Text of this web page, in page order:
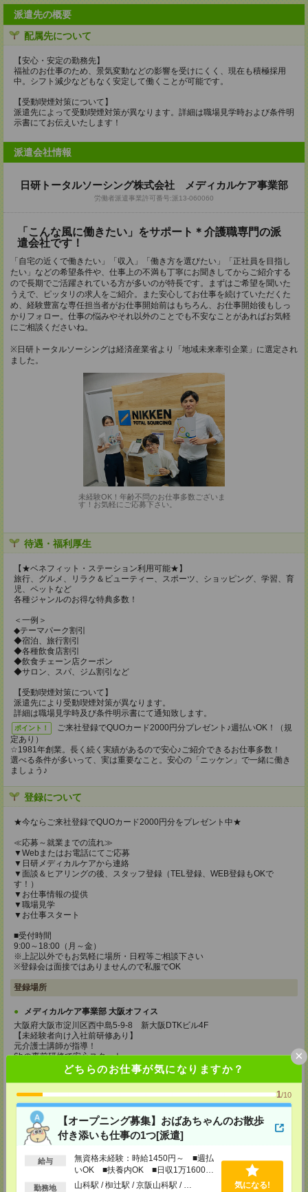
どちらのお仕事が気になりますか？
1/10
【オープニング募集】おばあちゃんのお散歩
付き添いも仕事の1つ[派遣]
給与
無資格未経験：時給1450円～ ■週払
いOK ■扶養内OK ■日収1万1600円
以上
勤務地 山科駅 / 椥辻駅 / 京阪山科駅 / … 気になる!
×
派遣先の概要
配属先について
【安心・安定の勤務先】
福祉のお仕事のため、景気変動などの影響を受けにくく、現在も積極採用
中。シフト減少などもなく安定して働くことが可能です。
【受動喫煙対策について】
派遣先によって受動喫煙対策が異なります。詳細は職場見学時および条件明
示書にてお伝えいたします！
派遣会社情報
日研トータルソーシング株式会社 メディカルケア事業部
労働者派遣事業許可番号:派13-060060
「こんな風に働きたい」をサポート＊介護職専門の派
遣会社です！
「自宅の近くで働きたい」「収入」「働き方を選びたい」「正社員を目指し
たい」などの希望条件や、仕事上の不満も丁寧にお聞きしてからご紹介する
ので長期でご活躍されている方が多いのが特長です。まずはご希望を聞いた
うえで、ピッタリの求人をご紹介。また安心してお仕事を続けていただくた
め、経験豊富な専任担当者がお仕事開始前はもちろん、お仕事開始後もしっ
かりフォロー。仕事の悩みやそれ以外のことでも不安なことがあればお気軽
にご相談くださいね。
※日研トータルソーシングは経済産業省より「地域未来牽引企業」に選定され
ました。
未経験OK！年齢不問のお仕事多数ございま
す！お気軽にご応募下さい。
待遇・福利厚生
【★ベネフィット・ステーション利用可能★】
旅行、グルメ、リラク＆ビューティー、スポーツ、ショッピング、学習、育
児、ペットなど
各種ジャンルのお得な特典多数！
＜一例＞
◆テーマパーク割引
◆宿泊、旅行割引
◆各種飲食店割引
◆飲食チェーン店クーポン
◆サロン、スパ、ジム割引など
【受動喫煙対策について】
派遣先により受動喫煙対策が異なります。
詳細は職場見学時及び条件明示書にて通知致します。
ポイント！
ご来社登録でQUOカード2000円分プレゼント♪週払いOK！（規
定あり）
☆1981年創業。長く続く実績があるので安心♪ご紹介できるお仕事多数！
選べる条件が多いって、実は重要なこと。安心の「ニッケン」で一緒に働き
ましょう♪
登録について
★今ならご来社登録でQUOカード2000円分をプレゼント中★
≪応募～就業までの流れ≫
▼Webまたはお電話にてご応募
▼日研メディカルケアから連絡
▼面談＆ヒアリングの後、スタッフ登録（TEL登録、WEB登録もOKで
す！）
▼お仕事情報の提供
▼職場見学
▼お仕事スタート
■受付時間
9:00～18:00（月～金）
※上記以外でもお気軽に場所・日程等ご相談下さい
※登録会は面接ではありませんので私服でOK
登録場所
メディカルケア事業部 大阪オフィス
大阪府大阪市淀川区西中島5-9-8 新大阪DTKビル4F
【未経験者向け入社前研修あり】
元介護士講師が指導！
6hの事前研修で安心スタート
時給1,177円＋交通費支給（規定あり）
MAIL：tenshoku@nikken-ts.jp
担当：採用担当
メディカルケア事業部 京都オフィス
京都府京都市下京区東塩小路町843番地2 日本生命京都ヤサカビル5F
TEL：0120-975-927
MAIL：tenshoku@nikken-ts.jp